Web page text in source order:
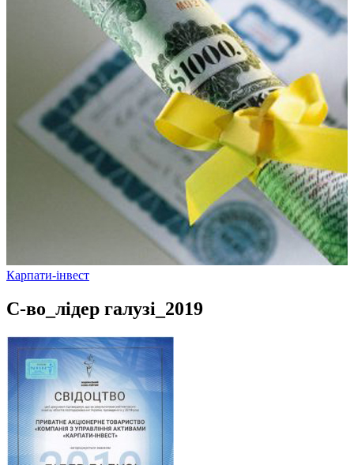
Карпати-інвест
С-во_лідер галузі_2019